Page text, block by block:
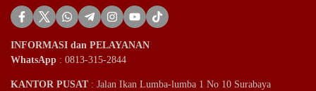
INFORMASI dan PELAYANAN
WhatsApp : 0813-315-2844
KANTOR PUSAT: Jalan Ikan Lumba-lumba 1 No 10 Surabaya